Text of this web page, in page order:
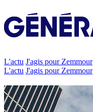
L'actu J'agis pour Zemmour
L'actu J'agis pour Zemmour